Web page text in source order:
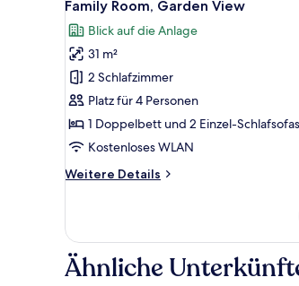
Fotos
für
Family
Room,
Garden
View
anzeigen
Family Room, Garden View
Blick auf die Anlage
31 m²
2 Schlafzimmer
Platz für 4 Personen
1 Doppelbett und 2 Einzel-Schlafsofas
Kostenloses WLAN
Weitere Details
Weitere
Room,
Garden
View
Ähnliche